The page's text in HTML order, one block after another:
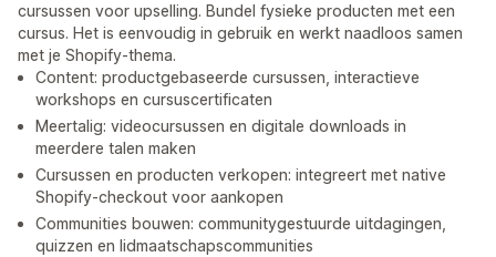
cursussen voor upselling. Bundel fysieke producten met een
cursus. Het is eenvoudig in gebruik en werkt naadloos samen
met je Shopify-thema.
Content: productgebaseerde cursussen, interactieve
workshops en cursuscertificaten
Meertalig: videocursussen en digitale downloads in
meerdere talen maken
Cursussen en producten verkopen: integreert met native
Shopify-checkout voor aankopen
Communities bouwen: communitygestuurde uitdagingen,
quizzen en lidmaatschapscommunities